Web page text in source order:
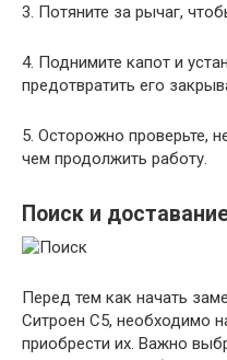
3. Потяните за рычаг,
4. Поднимите капот и
предотвратить его
5. Осторожно проверьте,
чем продолжить работу.
Поиск и
Перед тем как начать
Ситроен С5, необходимо
приобрести их. Важно